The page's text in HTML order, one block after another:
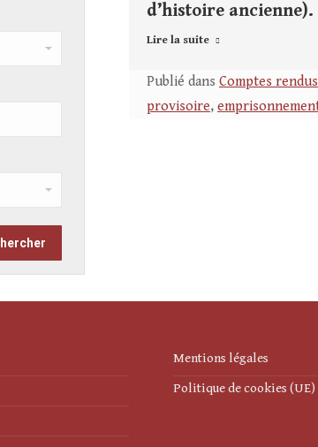
d’histoire ancienne).
Lire la suite
Publié dans Comptes rendus
provisoire,
Mentions légales
Politique de cookies (UE)